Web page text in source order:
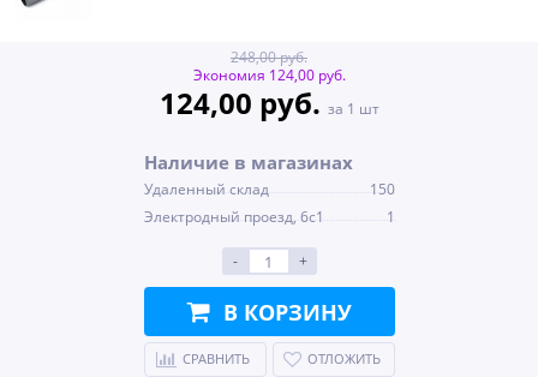
248,00 руб.
Экономия 124,00 руб.
124,00 руб. за 1 шт
Наличие в магазинах
Удаленный склад
150
Электродный проезд, 6с1
1
- +
В КОРЗИНУ
СРАВНИТЬ ОТЛОЖИТЬ